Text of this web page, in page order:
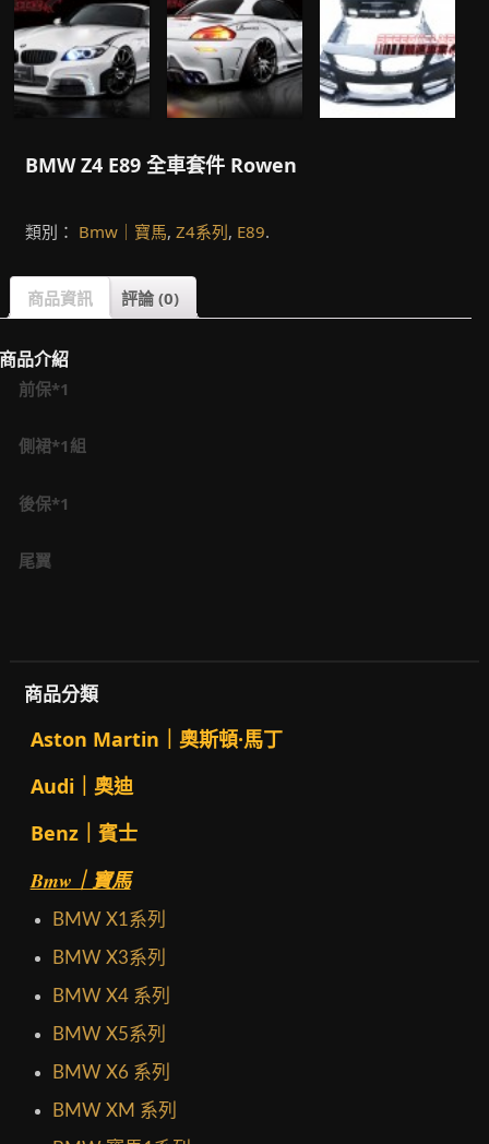
BMW Z4 E89 全車套件 Rowen
類別： Bmw｜寶馬, Z4系列, E89.
商品資訊 評論 (0)
品介紹
前保*1
側裙*1組
後保*1
尾翼
商品分類
Aston Martin｜奧斯頓·馬丁
Audi｜奧迪
Benz｜賓士
Bmw｜寶馬
BMW X1系列
BMW X3系列
BMW X4 系列
BMW X5系列
BMW X6 系列
BMW XM 系列